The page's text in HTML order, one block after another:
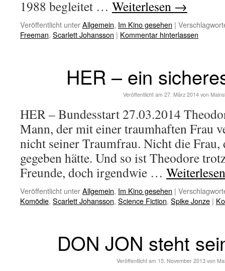
1988 begleitet … Weiterlesen →
Veröffentlicht unterAllgemein, Im Kino gesehen |
Freeman, Scarlett Johansson | Kommentar hinterlassen
HER – ein
Veröffentlicht am 27. März 2014 von
HER – Bundesstart 27.03.2014
Mann, der mit einer traumhaften Frau
nicht seiner Traumfrau. Nicht die
gegeben hätte. Und so ist Theodore
Freunde, doch irgendwie …
Veröffentlicht unterAllgemein, Im Kino gesehen |
Komödie, Scarlett Johansson, Science Fiction, Spike Jonze |
DON JON steht
Veröffentlicht am 15. November 2013 von